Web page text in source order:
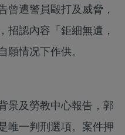
曾遭警員毆打及威脅，
招認內容「鉅細無遺，
願情况下作供。
景及勞教中心報告，郭
唯一判刑選項。案件押